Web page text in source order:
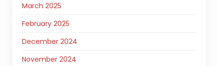
March 2025
February 2025
December 2024
November 2024